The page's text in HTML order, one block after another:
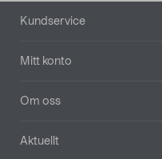
Sidfot
Kundservice
Mitt konto
Om oss
Aktuellt